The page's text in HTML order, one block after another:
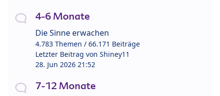
4-6 Monate
Die Sinne erwachen
4.783 Themen / 66.171 Beiträge
Letzter Beitrag von Shiney11
28. Jun 2026 21:52
7-12 Monate